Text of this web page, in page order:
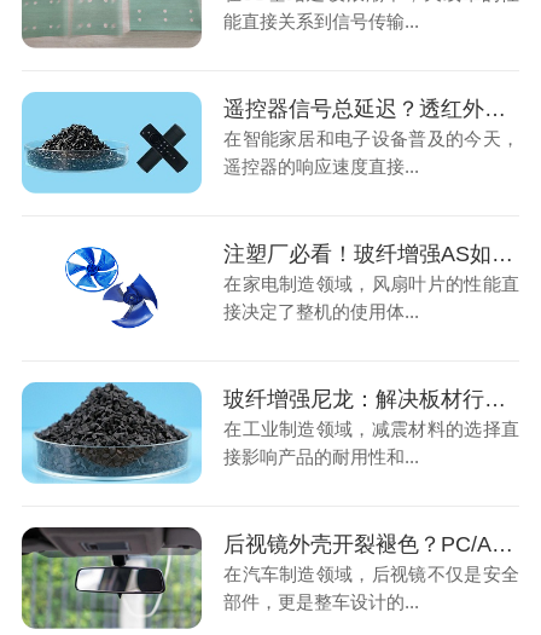
能直接关系到信号传输...
遥控器信号总延迟？透红外ABS材料一招解决注塑厂客户痛点
在智能家居和电子设备普及的今天，
遥控器的响应速度直接...
注塑厂必看！玻纤增强AS如何破解扇叶飞边、缩水难题
在家电制造领域，风扇叶片的性能直
接决定了整机的使用体...
玻纤增强尼龙：解决板材行业减震与强度难题的创新材料
在工业制造领域，减震材料的选择直
接影响产品的耐用性和...
后视镜外壳开裂褪色？PC/ASA材料一招解决注塑厂头疼的耐候难题
在汽车制造领域，后视镜不仅是安全
部件，更是整车设计的...